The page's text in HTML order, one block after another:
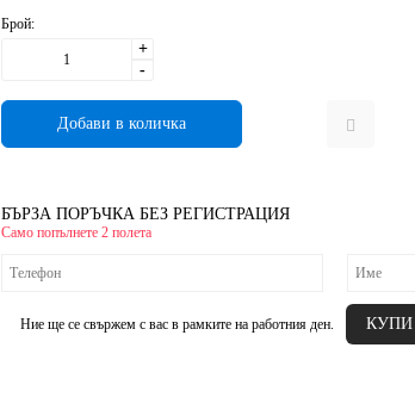
Брой:
+
-
БЪРЗА ПОРЪЧКА БЕЗ РЕГИСТРАЦИЯ
Само попълнете 2 полета
Ние ще се свържем с вас в рамките на работния ден.